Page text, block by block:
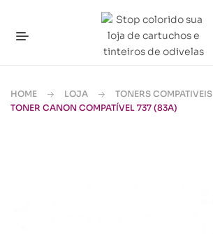
HOME LOJA TONERS COMPATIVEIS
TONER CANON COMPATÍVEL 737 (83A)